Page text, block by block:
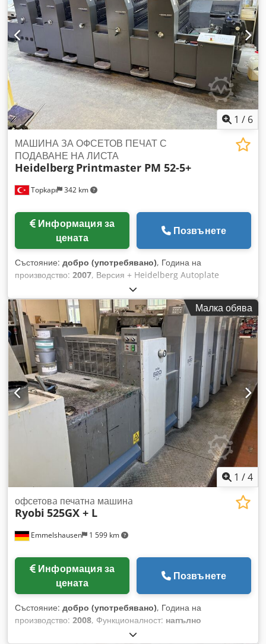
1 / 6
Topkapı 342 km
МАШИНА ЗА ОФСЕТОВ ПЕЧАТ С
ПОДАВАНЕ НА ЛИСТА
Heidelberg Printmaster PM 52-5+
Информация за
цената
Позвънете
Състояние: добро (употребявано), Година на
производство: 2007, Версия + Heidelberg Autoplate
(полуавтоматична смяна на плаки) Система за измиване на
цветните валяци Dkjdpfjw A Rgyjx Aa Tsr Охлаждане
Baldwin Управляващ пулт Prinect Classic Center
Опрашващо устройство Овлажняваща система Alcolor Film
Брой отпечатъци: 115 млн.
Малка обява
1 /4
Emmelshausen 1 599 km
офсетовa печатнa машинa
Ryobi 525GX + L
Информация за
цената
Позвънете
Състояние: добро (употребявано), Година на
производство: 2008, Функционалност: напълно
, Машина за нанасяне на филм Ryobimatic